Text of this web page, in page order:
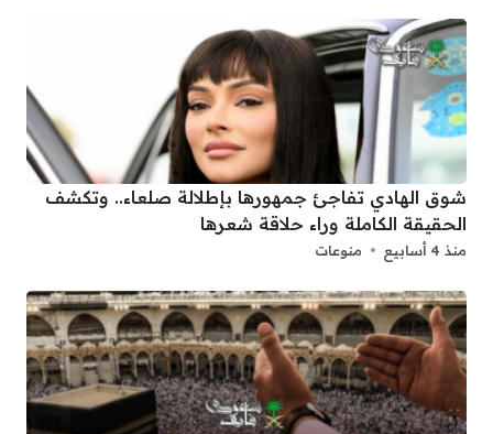
شوق الهادي تفاجئ جمهورها بإطلالة صلعاء.. وتكشف
الحقيقة الكاملة وراء حلاقة شعرها
منذ 4 أسابيع منوعات